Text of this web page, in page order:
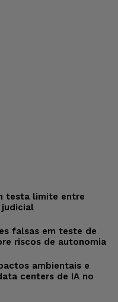
testa limite entre
falsas em teste de
riscos de autonomia
ambientais e
centers de IA no